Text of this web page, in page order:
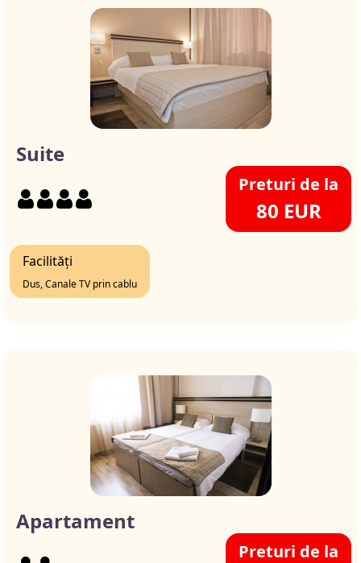
Suite
Preturi de la
80 EUR
Facilități
Dus, Canale TV prin cablu
Apartament
Preturi de la